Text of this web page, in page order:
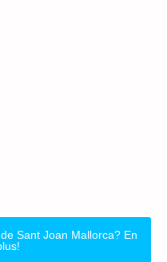
Sant Joan Mallorca? En